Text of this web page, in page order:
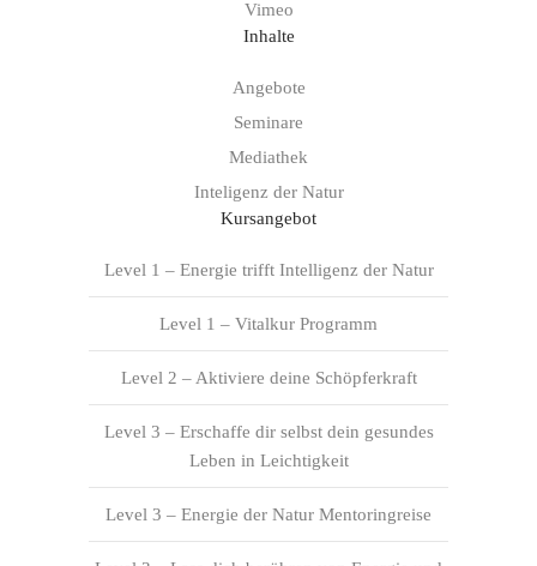
Vimeo
Inhalte
Angebote
Seminare
Mediathek
Inteligenz der Natur
Kursangebot
Level 1 – Energie trifft Intelligenz der Natur
Level 1 – Vitalkur Programm
Level 2 – Aktiviere deine Schöpferkraft
Level 3 – Erschaffe dir selbst dein gesundes
Leben in Leichtigkeit
Level 3 – Energie der Natur Mentoringreise